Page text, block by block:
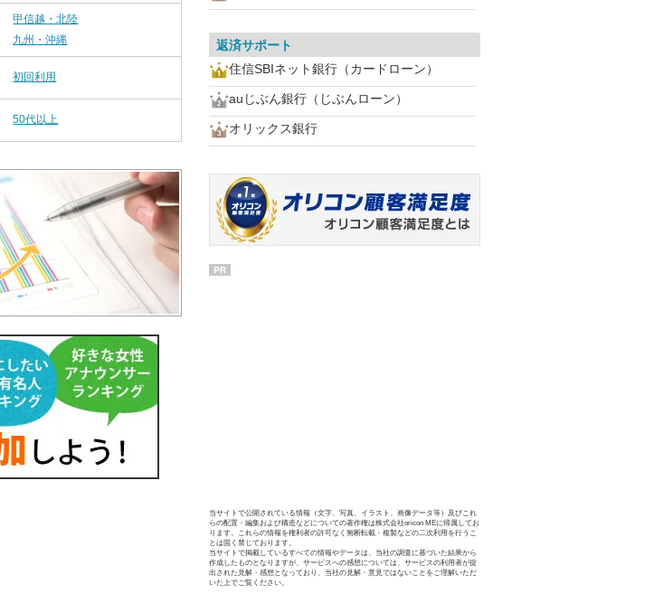
甲信越・北陸
九州・沖縄
初回利用
50代以上
返済サポート
住信SBIネット銀行（カードローン）
auじぶん銀行（じぶんローン）
オリックス銀行
PR
当サイトで公開されている情報（文字、写真、イラスト、画像データ等）及びこれ
らの配置・編集および構造などについての著作権は株式会社oricon MEに帰属してお
ります。これらの情報を権利者の許可なく無断転載・複製などの二次利用を行うこ
とは固く禁じております。
当サイトで掲載しているすべての情報やデータは、当社の調査に基づいた結果から
作成したものとなりますが、サービスへの感想については、サービスの利用者が提
出された見解・感想となっており、当社の見解・意見ではないことをご理解いただ
いた上でご覧ください。